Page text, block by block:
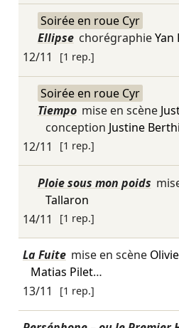
Soirée en roue Cyr
Ellipse chorégraphieYan
12/11
[1 rep.]
Soirée en roue Cyr
Tiempo mise en scène
conception Justine
12/11
[1 rep.]
Ploie sous mon poids
Tallaron
14/11
[1 rep.]
La Fuite mise en scène
Matias Pilet…
13/11
[1 rep.]